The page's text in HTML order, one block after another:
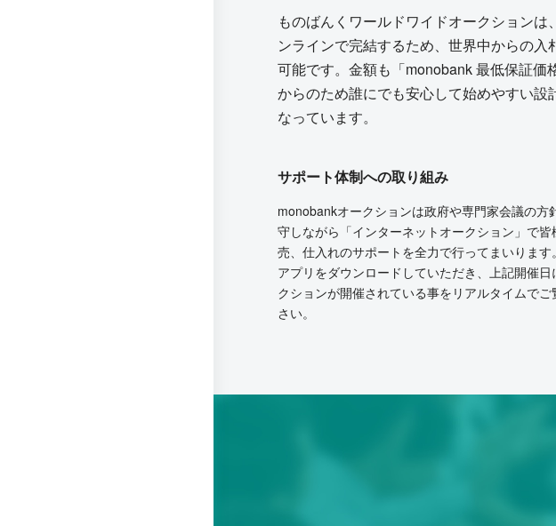
ものばんくワールドワイドオークションは
ンラインで完結するため、世界中からの入
可能です。金額も「monobank 最低保証価
からのため誰にでも安心して始めやすい設
なっています。
サポート体制への取り組み
monobankオークションは政府や専門家会議の方
守しながら「インターネットオークション」で皆
売、仕入れのサポートを全力で行ってまいります
アプリをダウンロードしていただき、上記開催日
クションが開催されている事をリアルタイムでご
さい。